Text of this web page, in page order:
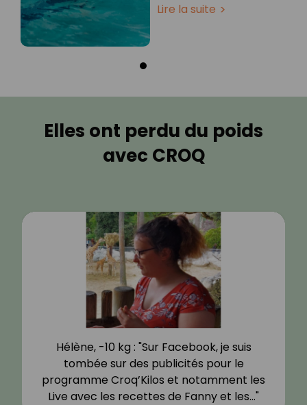
Lire la suite
Elles ont perdu du poids
avec CROQ
Hélène, -10 kg : "Sur Facebook, je suis
tombée sur des publicités pour le
programme Croq’Kilos et notamment les
Live avec les recettes de Fanny et les…"